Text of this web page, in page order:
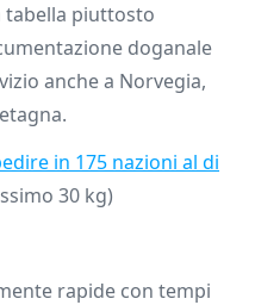
tabella piuttosto
doganale
anche a Norvegia,
in 175 nazioni al di
30 kg)
rapide con tempi